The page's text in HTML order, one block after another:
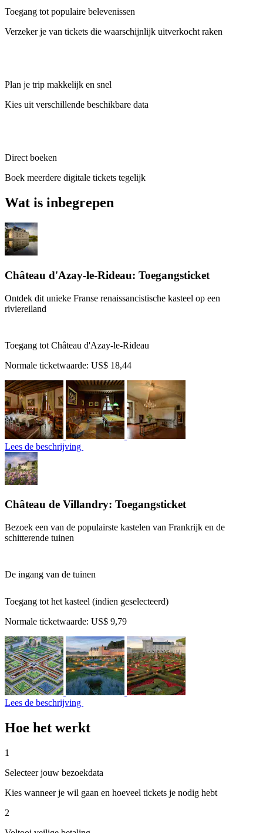
Toegang tot populaire belevenissen
Verzeker je van tickets die waarschijnlijk uitverkocht raken
Plan je trip makkelijk en snel
Kies uit verschillende beschikbare data
Direct boeken
Boek meerdere digitale tickets tegelijk
Wat is inbegrepen
Château d'Azay-le-Rideau: Toegangsticket
Ontdek dit unieke Franse renaissancistische kasteel op een
riviereiland
Toegang tot Château d'Azay-le-Rideau
Normale ticketwaarde: US$ 18,44
Lees de beschrijving
Château de Villandry: Toegangsticket
Bezoek een van de populairste kastelen van Frankrijk en de
schitterende tuinen
De ingang van de tuinen
Toegang tot het kasteel (indien geselecteerd)
Normale ticketwaarde: US$ 9,79
Lees de beschrijving
Hoe het werkt
1
Selecteer jouw bezoekdata
Kies wanneer je wil gaan en hoeveel tickets je nodig hebt
2